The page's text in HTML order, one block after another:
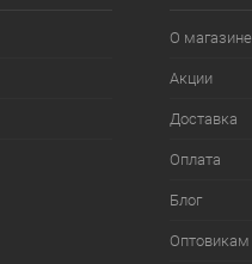
О магазине
Акции
Доставка
Оплата
Блог
Оптовикам